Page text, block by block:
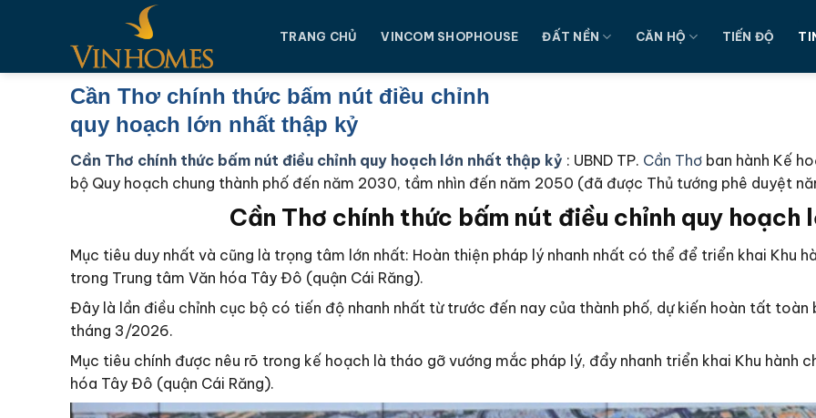
dung
TRANG CHỦ VINCOM SHOPHOUSE ĐẤT NỀN CĂN HỘ TIẾN ĐỘ
Cần Thơ chính thức bấm nút điều chỉnh
quy hoạch lớn nhất thập kỷ
Cần Thơ chính thức bấm nút điều chỉnh quy hoạch lớn nhất thập kỷ : UBND TP. Cần Thơ ban hành Kế
bộ Quy hoạch chung thành phố đến năm 2030, tầm nhìn đến năm 2050 (đã được Thủ tướng phê duyệt
Cần Thơ chính thức bấm nút điều chỉnh quy hoạch
Mục tiêu duy nhất và cũng là trọng tâm lớn nhất: Hoàn thiện pháp lý nhanh nhất có thể để triển khai Khu
trong Trung tâm Văn hóa Tây Đô (quận Cái Răng).
Đây là lần điều chỉnh cục bộ có tiến độ nhanh nhất từ trước đến nay của thành phố, dự kiến hoàn tất
tháng 3/2026.
Mục tiêu chính được nêu rõ trong kế hoạch là tháo gỡ vướng mắc pháp lý, đẩy nhanh triển khai Khu hành
hóa Tây Đô (quận Cái Răng).